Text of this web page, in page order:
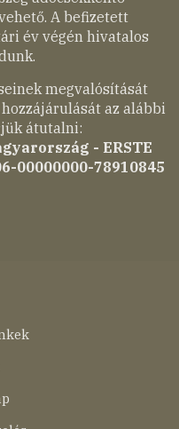
A befizetett
év végén hivatalos
megvalósítását
az alábbi
átutalni:
- ERSTE
00000000-78910845